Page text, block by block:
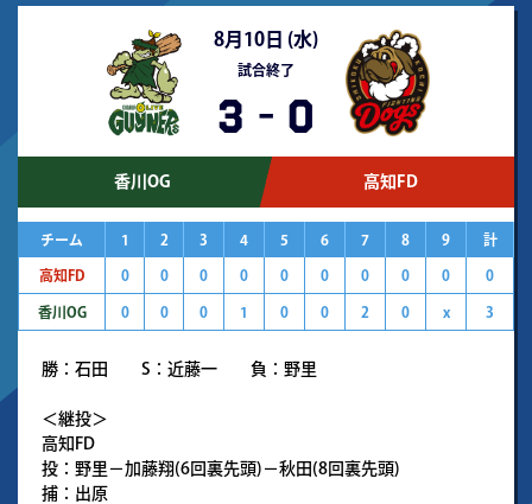
8月10日 (水)
試合終了
3 - 0
香川OG 高知FD
チーム 1 2 3 4 5 6 7 8 9 計
高知FD 0 0 0 0 0 0 0 0 0 0
香川OG 0 0 0 1 0 0 2 0 x 3
勝：石田 S：近藤一 負：野里
＜継投＞
高知FD
投：野里－加藤翔(6回裏先頭)－秋田(8回裏先頭)
捕：出原